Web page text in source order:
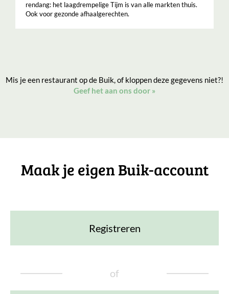
rendang: het laagdrempelige Tijm is van alle markten thuis.
Ook voor gezonde afhaalgerechten.
Mis je een restaurant op de Buik, of kloppen deze gegevens niet?!
Geef het aan ons door »
Maak je eigen Buik-account
Registreren
of